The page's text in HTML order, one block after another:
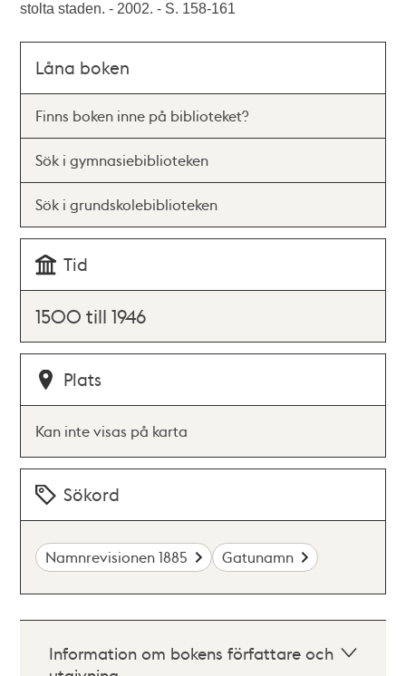
stolta staden. - 2002. - S. 158-161
Låna boken
Finns boken inne på biblioteket?
Sök i gymnasiebiblioteken
Sök i grundskolebiblioteken
Tid
1500 till 1946
Plats
Kan inte visas på karta
Sökord
Namnrevisionen 1885 Gatunamn
Information om bokens författare och